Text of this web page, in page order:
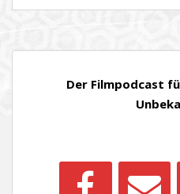
Der Filmpodcast